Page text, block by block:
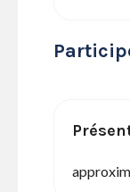
approxim